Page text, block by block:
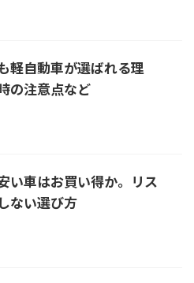
軽自動車が選ばれる理
の注意点など
い車はお買い得か。リス
ない選び方